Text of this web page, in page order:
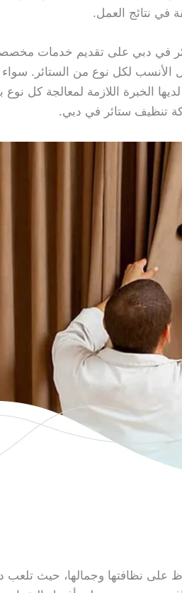
في نتائج العمل.
في دبي على تقديم خدمات
الأنسب لكل نوع من الستائر.
الخبرة اللازمة لمعالجة كل
تنظيف ستائر في دبي.
على نظافتها وجمالها، حيث